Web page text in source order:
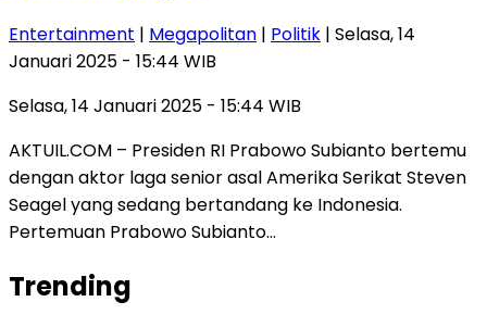
Entertainment | Megapolitan | Politik | Selasa, 14
Januari 2025 - 15:44 WIB
Selasa, 14 Januari 2025 - 15:44 WIB
AKTUIL.COM – Presiden RI Prabowo Subianto bertemu
dengan aktor laga senior asal Amerika Serikat Steven
Seagel yang sedang bertandang ke Indonesia.
Pertemuan Prabowo Subianto…
Trending